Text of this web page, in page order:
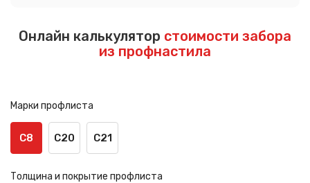
Онлайн калькулятор стоимости забора
из профнастила
Марки профлиста
С8 С20 С21
Толщина и покрытие профлиста